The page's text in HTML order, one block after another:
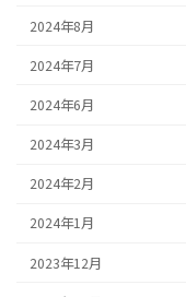
2024年8月
2024年7月
2024年6月
2024年3月
2024年2月
2024年1月
2023年12月